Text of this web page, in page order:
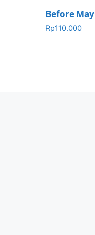
Before May
Rp110.000